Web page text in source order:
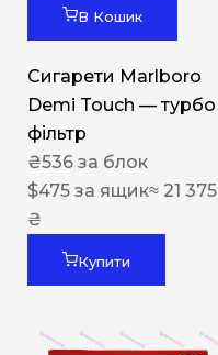
В Кошик
Сигарети Marlboro
Demi Touch — турбо
фільтр
₴536 за блок
$475 за ящик≈ 21 375
₴
Купити